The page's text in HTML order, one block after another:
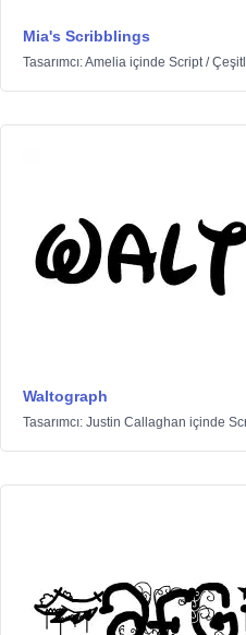
Mia's Scribblings
Tasarımcı:Amelia içinde Script/
Waltograph
Tasarımcı: Justin Callaghan içinde